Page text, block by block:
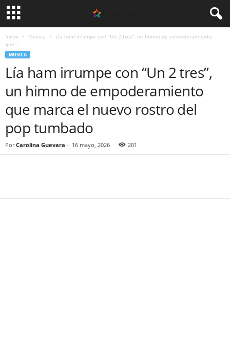
Inicio Musica
Lía ham irrumpe con “Un 2 tres”, un himno de empoderamiento
que...
MUSICA
Lía ham irrumpe con “Un 2 tres”,
un himno de empoderamiento
que marca el nuevo rostro del
pop tumbado
Por Carolina Guevara - 16 mayo, 2026 201